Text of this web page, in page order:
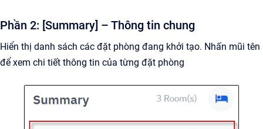
Phần 2: [Summary] – Thông tin chung
Hiển thị danh sách các đặt phòng đang khởi tạo. Nhấn mũi tên
để xem chi tiết thông tin của từng đặt phòng